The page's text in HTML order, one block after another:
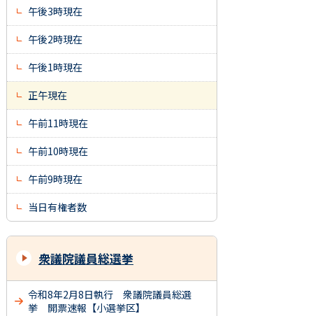
午後3時現在
午後2時現在
午後1時現在
正午現在
午前11時現在
午前10時現在
午前9時現在
当日有権者数
衆議院議員総選挙
令和8年2月8日執行 衆議院議員総選
挙 開票速報【小選挙区】